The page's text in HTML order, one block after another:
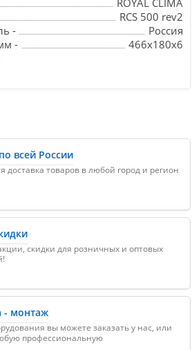
ROYAL CLIMA
RCS 500 rev2
-
Россия
-
466x180x6
всей России
доставка товаров в любой город и регион
скидки для розничных и оптовых
- монтаж
вы можете заказать у нас, или
профессиональную